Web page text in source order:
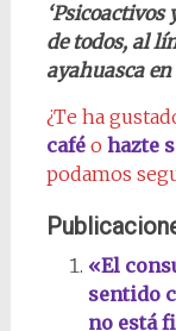
de todos, al
ayahuasca
¿Te ha
caféo hazte
podamos
«El
sentido
no está